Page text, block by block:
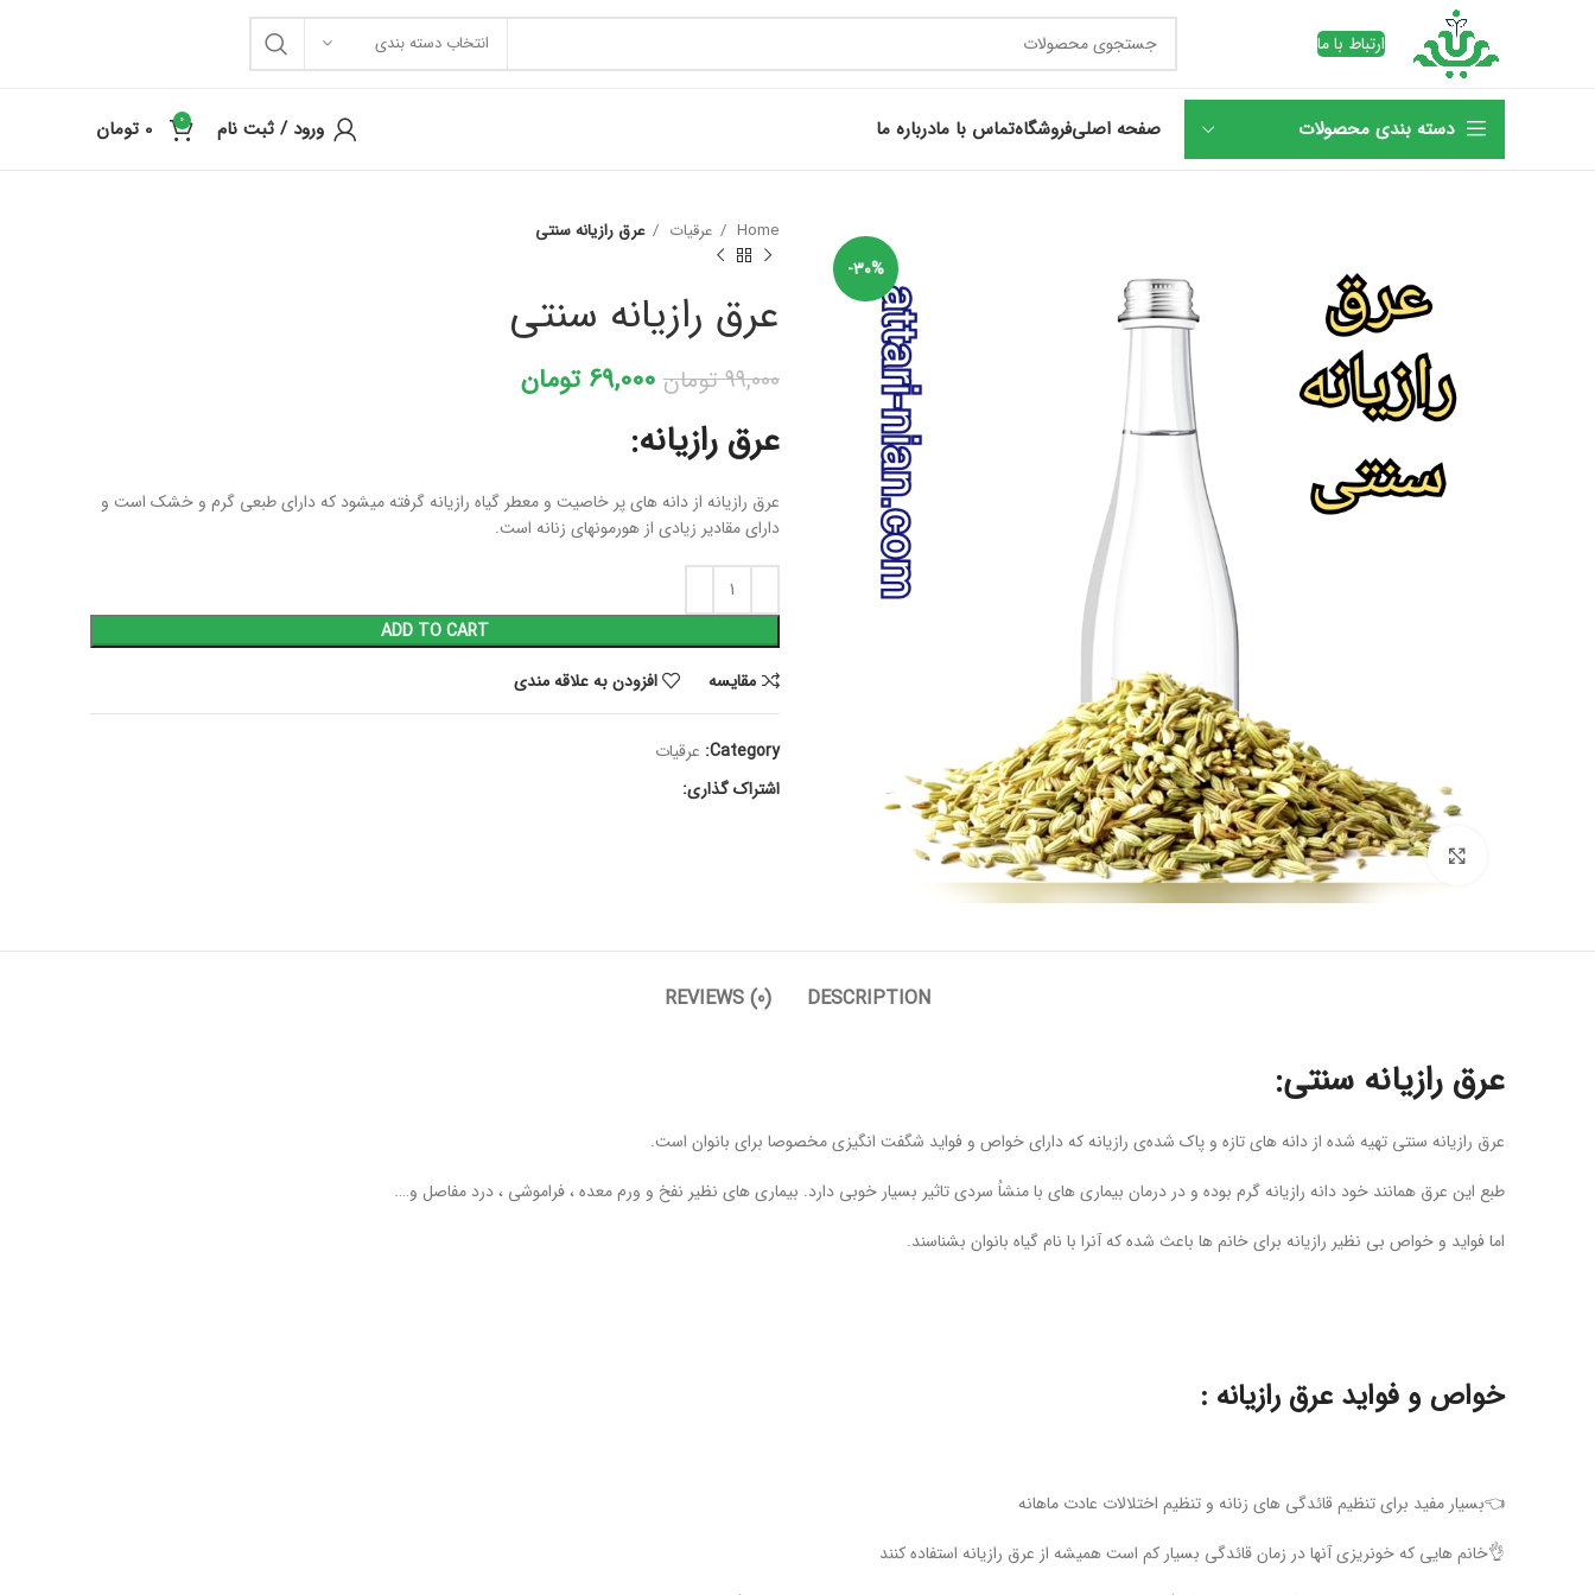
ارتباط با ما انتخاب دسته بندی
دسته بندی محصولات صفحه اصلیفروشگاهتماس با مادرباره ما ورود / ثبت نام 0
0 تومان
-30%
برای بزرگنمایی کلیک کنید
Home عرقیات عرق رازیانه سنتی
عرق رازیانه سنتی
99,000 تومان 69,000 تومان
عرق رازیانه:
عرق رازیانه از دانه های پر خاصیت و معطر گیاه رازیانه گرفته میشود که دارای طبعی گرم و خشک است و
دارای مقادیر زیادی از هورمونهای زنانه است.
ADD TO CART
مقايسه
افزودن به علاقه مندی
Category: عرقیات
اشتراک گذاری:
DESCRIPTION
REVIEWS (0)
عرق رازیانه سنتی:
عرق رازیانه سنتی تهیه شده از دانه های تازه و پاک شده‌ی رازیانه که دارای خواص و فواید شگفت انگیزی مخصوصا برای بانوان است.
طبع این عرق همانند خود دانه رازیانه گرم بوده و در درمان بیماری های با منشاُ سردی تاثیر بسیار خوبی دارد. بیماری های نظیر نفخ و ورم معده ، فراموشی ، درد مفاصل و….
اما فواید و خواص بی نظیر رازیانه برای خانم ها باعث شده که آنرا با نام گیاه بانوان بشناسند.
خواص و فواید عرق رازیانه :
👈بسیار مفید برای تنظیم قائدگی های زنانه و تنظیم اختلالات عادت ماهانه
👌خانم هایی که خونریزی آنها در زمان قائدگی بسیار کم است همیشه از عرق رازیانه استفاده کنند